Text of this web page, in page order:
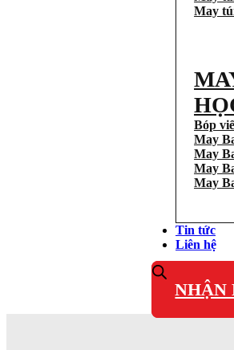
May
Bóp
May
May
May
May
Tin tức
Liên hệ
NHẬN